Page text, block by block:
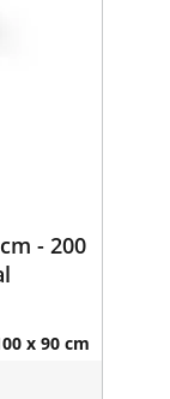
- 200
x 90 cm